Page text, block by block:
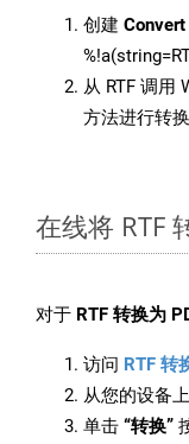
创建
从 RTF 调用
方法进行转换
在线将 RTF
对于 RTF 转换为
访问 RTF 转
从您的设备上
单击 “转换”